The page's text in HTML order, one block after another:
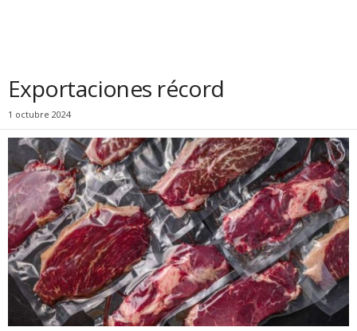
Exportaciones récord
1 octubre 2024